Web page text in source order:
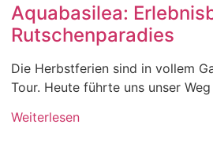
Aquabasilea:
Rutschenparadies
Die Herbstferien sind in vollem
Tour. Heute führte uns unser
Weiterlesen